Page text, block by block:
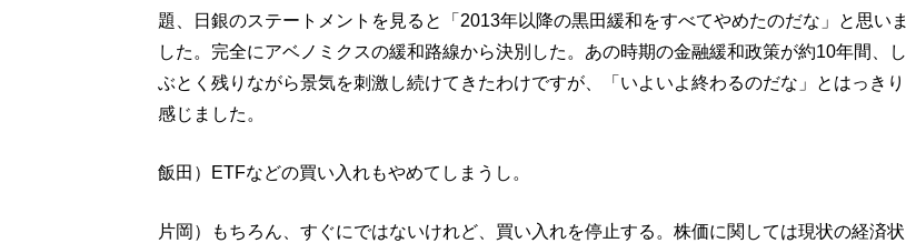
題、日銀のステートメントを見ると「2013年以降の黒田緩和をすべてやめたのだな」と思いま
した。完全にアベノミクスの緩和路線から決別した。あの時期の金融緩和政策が約10年間、し
ぶとく残りながら景気を刺激し続けてきたわけですが、「いよいよ終わるのだな」とはっきり
感じました。
飯田）ETFなどの買い入れもやめてしまうし。
片岡）もちろん、すぐにではないけれど、買い入れを停止する。株価に関しては現状の経済状